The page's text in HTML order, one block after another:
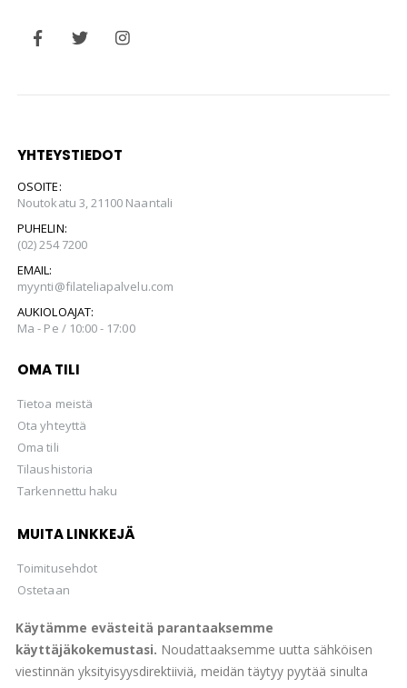
Käytämme evästeitä parantaaksemme
käyttäjäkokemustasi. Noudattaaksemme uutta sähköisen
viestinnän yksityisyysdirektiiviä, meidän täytyy pyytää sinulta
YHTEYSTIEDOT
OSOITE:
Noutokatu 3, 21100 Naantali
PUHELIN:
(02) 254 7200
EMAIL:
myynti@filateliapalvelu.com
AUKIOLOAJAT:
Ma - Pe / 10:00 - 17:00
OMA TILI
Tietoa meistä
Ota yhteyttä
Oma tili
Tilaushistoria
Tarkennettu haku
MUITA LINKKEJÄ
Toimitusehdot
Ostetaan